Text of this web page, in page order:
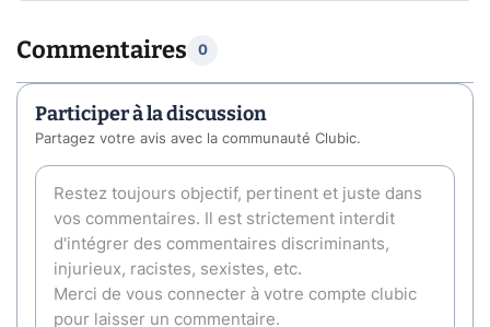
Commentaires 0
Participer à la discussion
Partagez votre avis avec la communauté Clubic.